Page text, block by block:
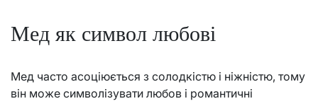
Мед як символ любові
Мед часто асоціюється з солодкістю і ніжністю, тому
він може символізувати любов і романтичні